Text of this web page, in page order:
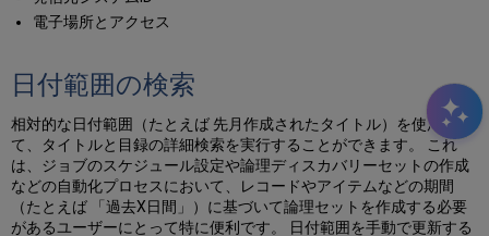
電子場所とアクセス
日付範囲の検索
相対的な日付範囲（たとえば 先月作成されたタイトル）を使用し
て、タイトルと目録の詳細検索を実行することができます。 これ
は、ジョブのスケジュール設定や論理ディスカバリーセットの作成
などの自動化プロセスにおいて、レコードやアイテムなどの期間
（たとえば 「過去X日間」）に基づいて論理セットを作成する必要
があるユーザーにとって特に便利です。 日付範囲を手動で更新する